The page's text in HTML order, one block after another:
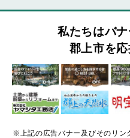
私たちはバ
郡上市を
※上記の広告バナー及びそのリン